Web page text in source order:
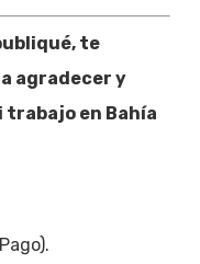
te
agradecer y
en Bahía